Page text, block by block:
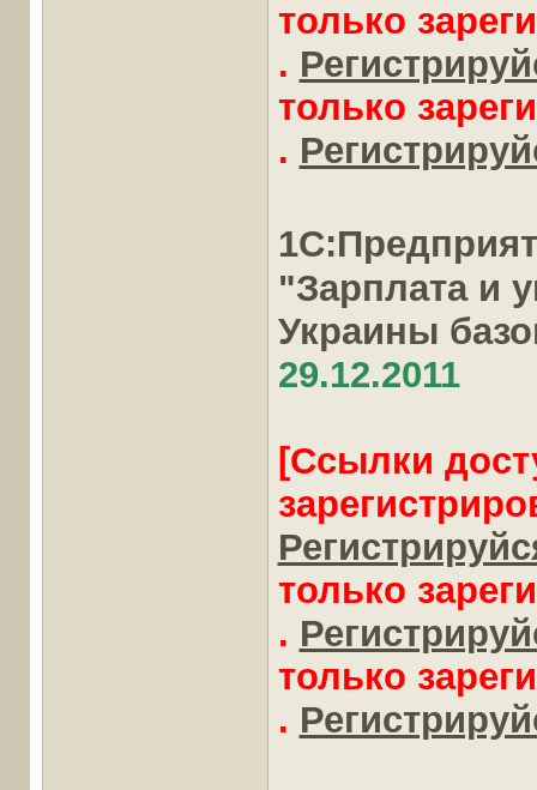
только
.
только
.
"Зарплата и
Украины
29.12.2011
[Ссылки
только
.
только
.